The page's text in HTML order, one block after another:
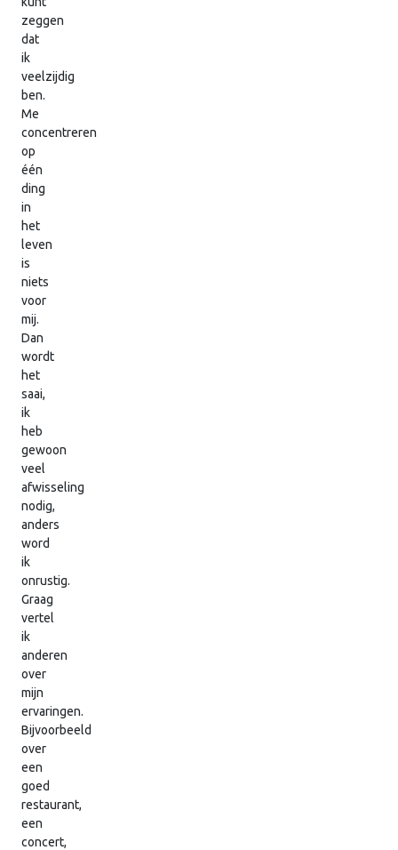
zeggen
dat
ik
veelzijdig
ben.
Me
concentreren
op
één
ding
in
het
leven
is
niets
voor
mij.
Dan
wordt
het
saai,
ik
heb
gewoon
veel
afwisseling
nodig,
anders
word
ik
onrustig.
Graag
vertel
ik
anderen
over
mijn
ervaringen.
Bijvoorbeeld
over
een
goed
restaurant,
een
concert,